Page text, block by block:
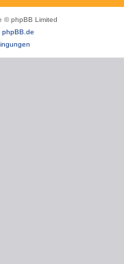
© phpBB Limited
phpBB.de